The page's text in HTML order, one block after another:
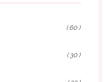
( 60 )
( 30 )